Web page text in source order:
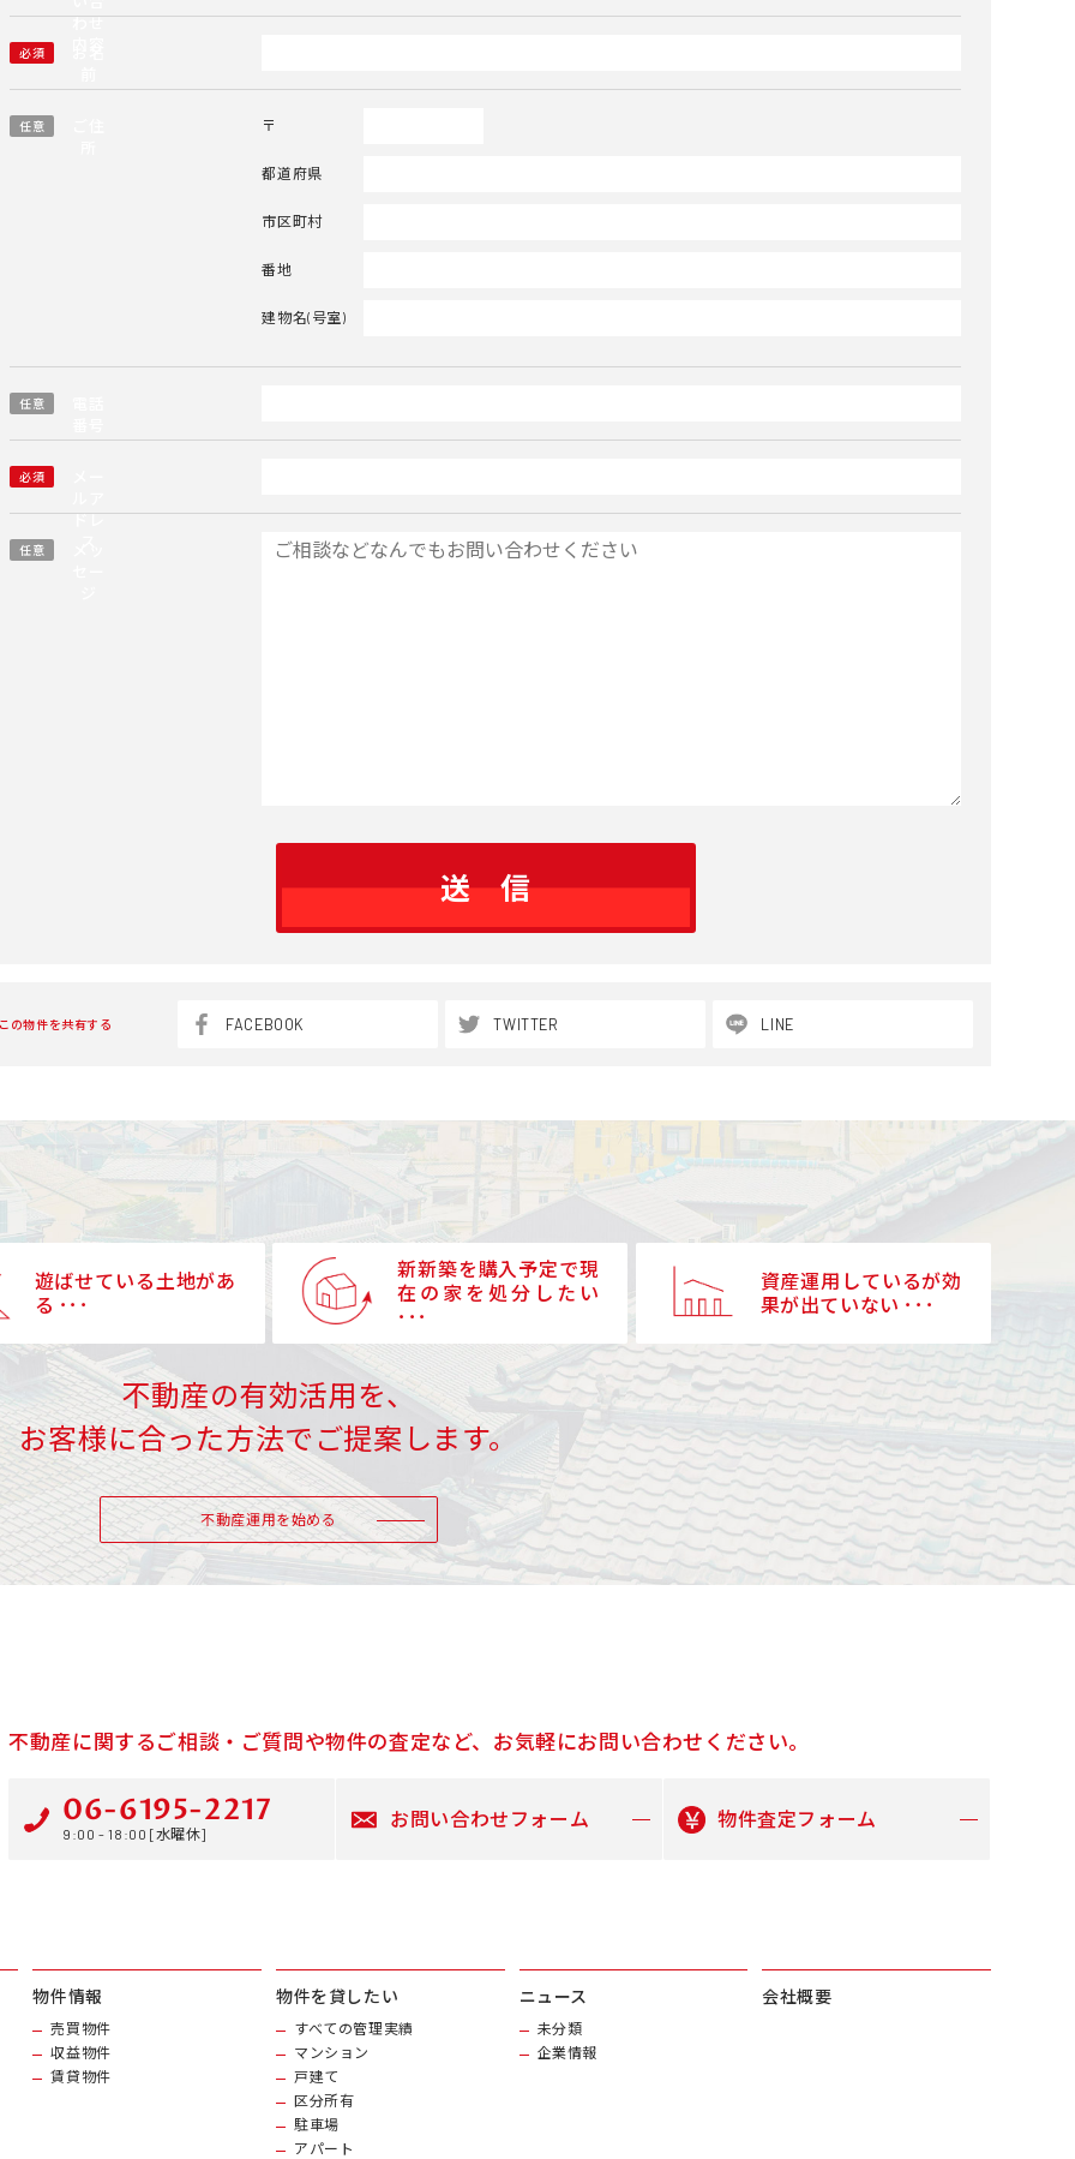
わせ
必須
任意 〒
都道府県
市区町村
番地
建物名(号室)
任意
必須
ドレ
任意
の物件を共有する FACEBOOK TWITTER LINE
遊ばせている土地があ
る ･･･
新新築を購入予定で現
在の家を処分したい
･･･
資産運用しているが効
果が出ていない ･･･
不動産の有効活用を、
お客様に合った方法でご提案します。
不動産運用を始める
不動産に関するご相談・ご質問や物件の査定など、お気軽にお問い合わせください。
06-6195-2217
9:00 - 18:00 [水曜休]
お問い合わせフォーム 物件査定フォーム
物件情報
売買物件
収益物件
賃貸物件
物件を貸したい
すべての管理実績
マンション
戸建て
区分所有
駐車場
アパート
ニュース
未分類
企業情報
会社概要